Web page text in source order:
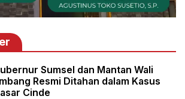
Sumsel dan Mantan Wali
Resmi Ditahan dalam Kasus
Cinde